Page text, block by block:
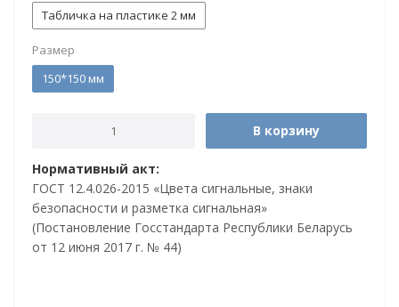
Табличка на пластике 2 мм
Размер
150*150 мм
В корзину
Нормативный акт:
ГОСТ 12.4.026-2015 «Цвета сигнальные, знаки
безопасности и разметка сигнальная»
(Постановление Госстандарта Республики Беларусь
от 12 июня 2017 г. № 44)